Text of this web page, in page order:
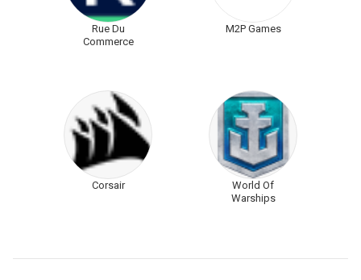
Rue Du
Commerce
M2P Games
Corsair
World Of
Warships